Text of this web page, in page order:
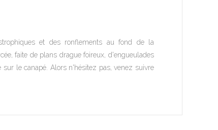
et des ronflements au fond de la
faite de plans drague foireux, d'engueulades
le canapé. Alors n'hésitez pas, venez suivre